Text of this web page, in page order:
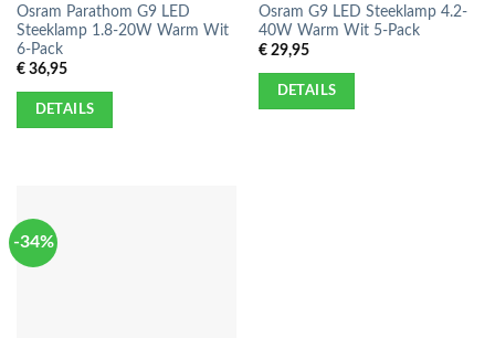
Osram Parathom G9 LED
Steeklamp 1.8-20W Warm Wit
6-Pack
€36,95
DETAILS
Osram G9 LED Steeklamp 4.2-
40W Warm Wit 5-Pack
€29,95
DETAILS
-34%